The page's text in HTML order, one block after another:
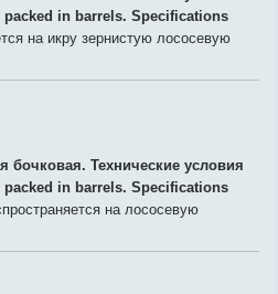
in barrels. Specifications
на икру зернистую лососевую
бочковая. Технические условия
in barrels. Specifications
на лососевую